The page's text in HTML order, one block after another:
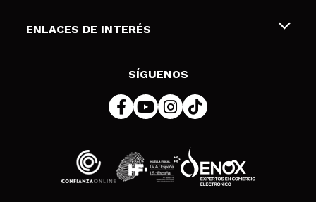
Formas de pago
Terminos y condiciones de uso
Política de cookies
ENLACES DE INTERÉS
SÍGUENOS